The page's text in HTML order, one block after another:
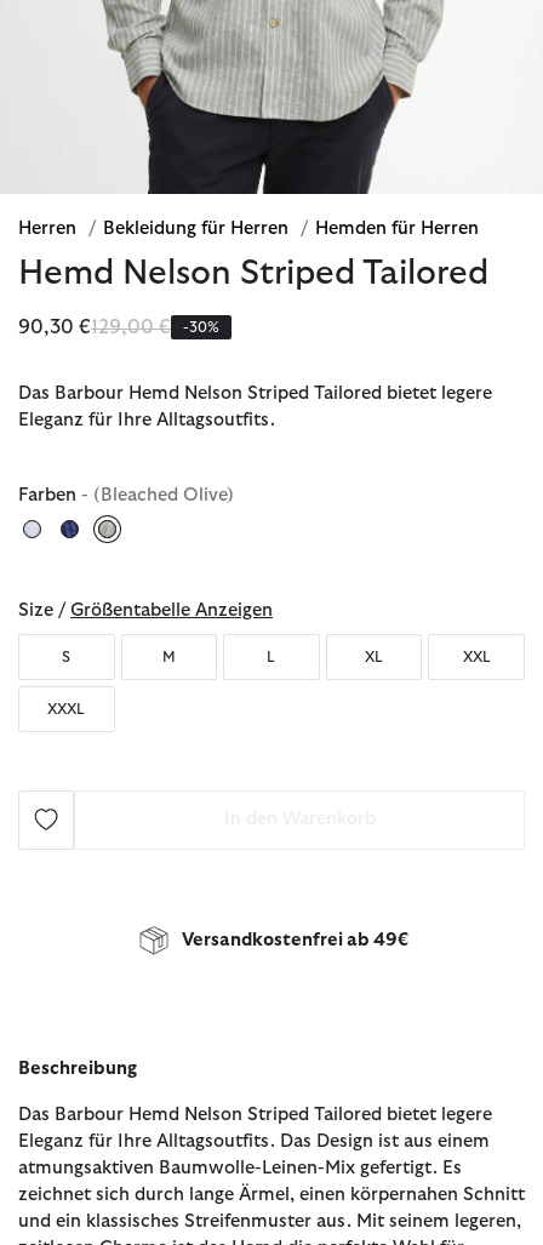
Herren / Bekleidung für Herren / Hemden für Herren
Hemd Nelson Striped Tailored
90,30 €Reduziert von
129,00 €bis-30%
Das Barbour Hemd Nelson Striped Tailored bietet legere
Eleganz für Ihre Alltagsoutfits.
Farben - (Bleached Olive)
Size / Größentabelle Anzeigen
S M L XL XXL
XXXL
Versandkostenfrei ab 49€
Beschreibung
Das Barbour Hemd Nelson Striped Tailored bietet legere
Eleganz für Ihre Alltagsoutfits. Das Design ist aus einem
atmungsaktiven Baumwolle-Leinen-Mix gefertigt. Es
zeichnet sich durch lange Ärmel, einen körpernahen Schnitt
und ein klassisches Streifenmuster aus. Mit seinem legeren,